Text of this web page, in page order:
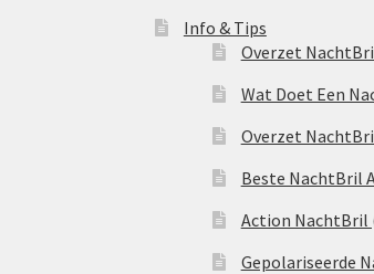
Info & Tips
Overzet
Wat Doet Een
Overzet
Beste NachtBril
Action NachtBril
Gepolariseerde